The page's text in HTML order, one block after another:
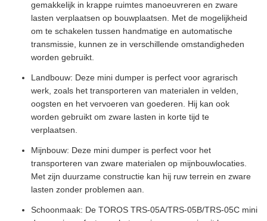
gemakkelijk in krappe ruimtes manoeuvreren en zware
lasten verplaatsen op bouwplaatsen. Met de mogelijkheid
om te schakelen tussen handmatige en automatische
transmissie, kunnen ze in verschillende omstandigheden
worden gebruikt.
Landbouw: Deze mini dumper is perfect voor agrarisch
werk, zoals het transporteren van materialen in velden,
oogsten en het vervoeren van goederen. Hij kan ook
worden gebruikt om zware lasten in korte tijd te
verplaatsen.
Mijnbouw: Deze mini dumper is perfect voor het
transporteren van zware materialen op mijnbouwlocaties.
Met zijn duurzame constructie kan hij ruw terrein en zware
lasten zonder problemen aan.
Schoonmaak: De TOROS TRS-05A/TRS-05B/TRS-05C mini